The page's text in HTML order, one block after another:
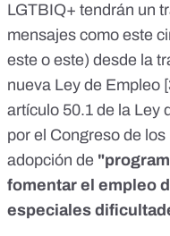
LGTBIQ+ tendrán un
mensajes como este
este o este) desde la
nueva Ley de Empleo [
artículo 50.1 de la Ley
por el Congreso de
adopción de
fomentar el empleo
especiales